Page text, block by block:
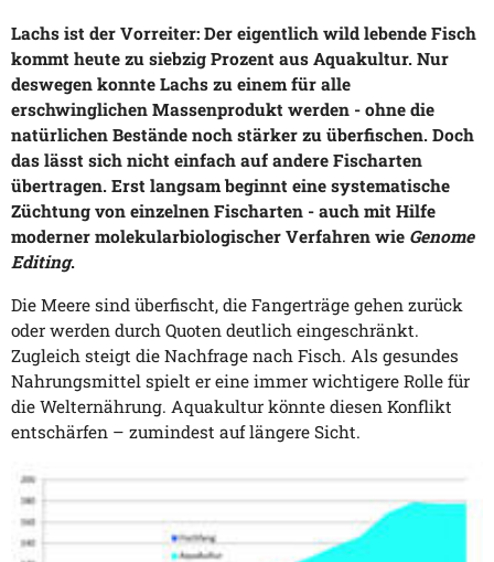
Lachs ist der Vorreiter: Der eigentlich wild lebende Fisch
kommt heute zu siebzig Prozent aus Aquakultur. Nur
deswegen konnte Lachs zu einem für alle
erschwinglichen Massenprodukt werden - ohne die
natürlichen Bestände noch stärker zu überfischen. Doch
das lässt sich nicht einfach auf andere Fischarten
übertragen. Erst langsam beginnt eine systematische
Züchtung von einzelnen Fischarten - auch mit Hilfe
moderner molekularbiologischer Verfahren wie Genome
Editing.
Die Meere sind überfischt, die Fangerträge gehen zurück
oder werden durch Quoten deutlich eingeschränkt.
Zugleich steigt die Nachfrage nach Fisch. Als gesundes
Nahrungsmittel spielt er eine immer wichtigere Rolle für
die Welternährung. Aquakultur könnte diesen Konflikt
entschärfen – zumindest auf längere Sicht.